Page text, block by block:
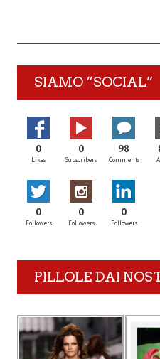
SIAMO “SOCIAL”
0
Likes
0
Subscribers
98
Comments
0
Followers
0
Followers
0
Followers
PILLOLE DAI